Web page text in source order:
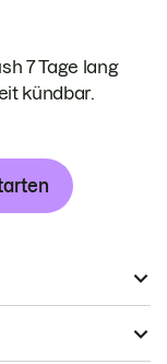
7 Tage lang
kündbar.